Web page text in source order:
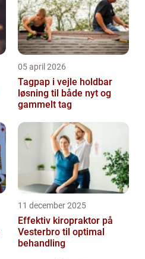
05 april 2026
Tagpap i vejle holdbar
løsning til både nyt og
gammelt tag
11 december 2025
Effektiv kiropraktor på
Vesterbro til optimal
behandling